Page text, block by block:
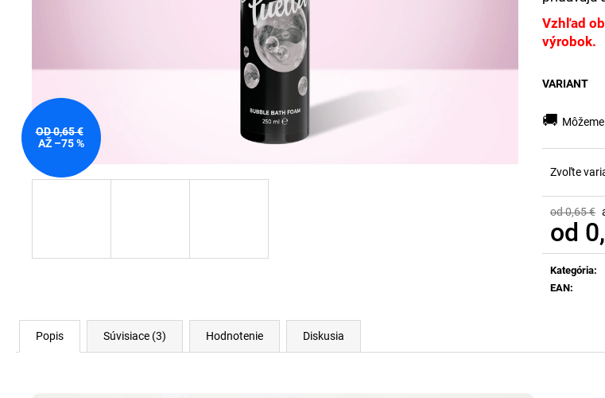
Vzhľad
výrobok.
VARIANT
🚚
Zvoľte
od 0,65 €
od
cena:
Kategória:
EAN:
OD 0,65 €
AŽ –75 %
Popis Súvisiace (3) Hodnotenie Diskusia